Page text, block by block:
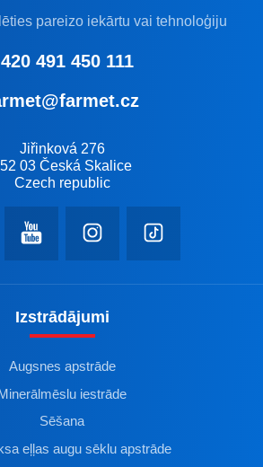
pareizo iekārtu vai tehnoloģiju
491 450 111
Jiřinková 276
03 Česká Skalice
Czech republic
Izstrādājumi
Augsnes apstrāde
Minerālmēslu iestrāde
Sēšana
eļļas augu sēklu apstrāde